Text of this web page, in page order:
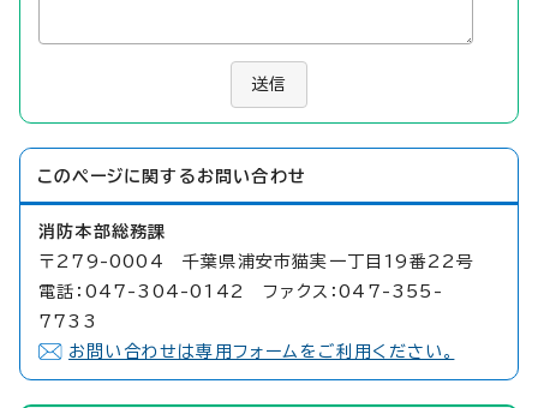
送信
このページに関する お問い合わせ
消防本部総務課
〒279-0004 千葉県浦安市猫実一丁目19番22号
電話：047-304-0142 ファクス：047-355-
7733
お問い合わせは専用フォームをご利用ください。